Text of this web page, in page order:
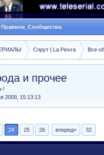
Правила_Сообщества
Спрут | La Piovra Все
и прочее
!
2009, 15:13:13
24 25 26 вперед» 32